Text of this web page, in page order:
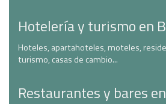
Hotelería y turismo en
Hoteles, apartahoteles, moteles,
turismo, casas de cambio...
Restaurantes y bares